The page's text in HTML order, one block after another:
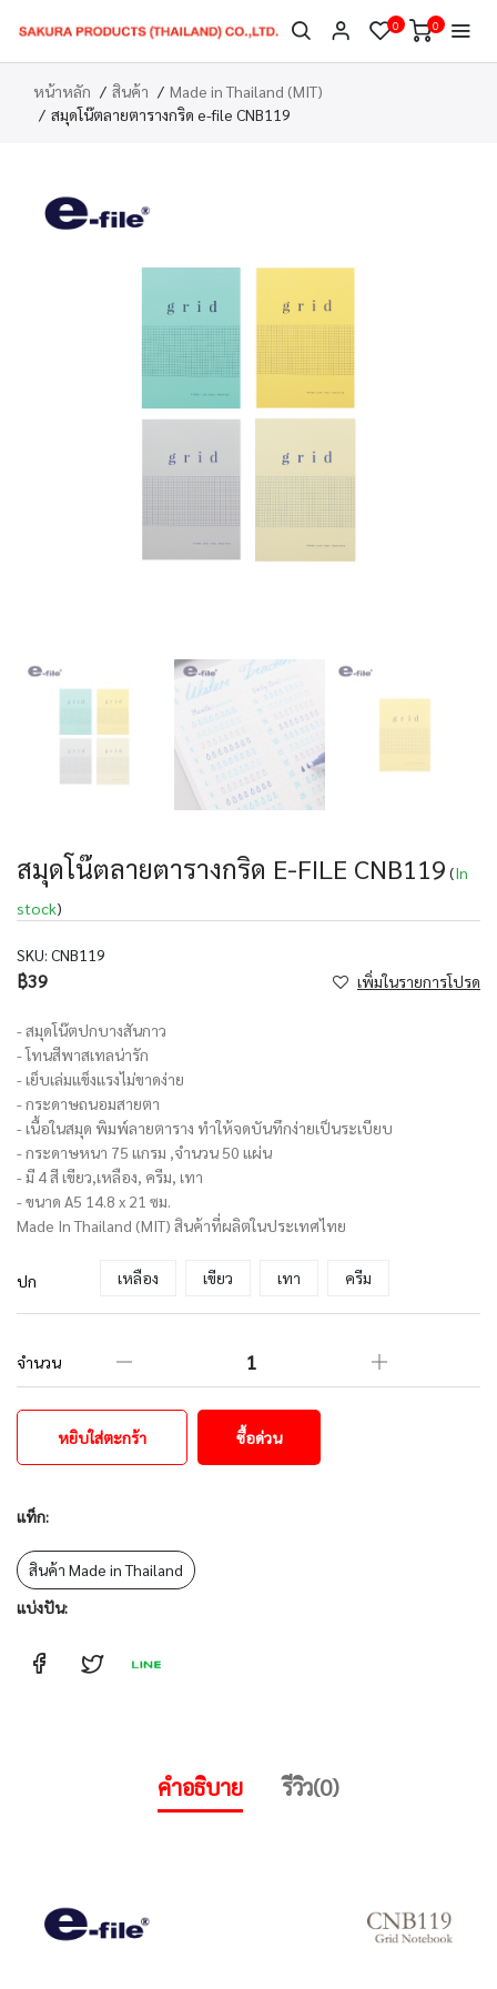
0 0
หน้าหลัก สินค้า
Made in Thailand (MIT)
สมุดโน๊ตลายตารางกริด e-file CNB119
สมุดโน๊ตลายตารางกริด E-FILE CNB119 (In
stock)
SKU: CNB119
฿39 เพิ่มในรายการโปรด
- สมุดโน๊ตปกบางสันกาว
- โทนสีพาสเทลน่ารัก
- เย็บเล่มแข็งแรงไม่ขาดง่าย
- กระดาษถนอมสายตา
- เนื้อในสมุด พิมพ์ลายตาราง ทำให้จดบันทึกง่ายเป็นระเบียบ
- กระดาษหนา 75 แกรม ,จำนวน 50 แผ่น
- มี 4 สี เขียว,เหลือง, ครีม, เทา
- ขนาด A5 14.8 x 21 ซม.
Made In Thailand (MIT) สินค้าที่ผลิตในประเทศไทย
ปก เหลือง เขียว เทา ครีม
จำนวน
หยิบใส่ตะกร้า ซื้อด่วน
แท็ก:
สินค้า Made in Thailand
แบ่งปัน:
คำอธิบาย รีวิว(0)